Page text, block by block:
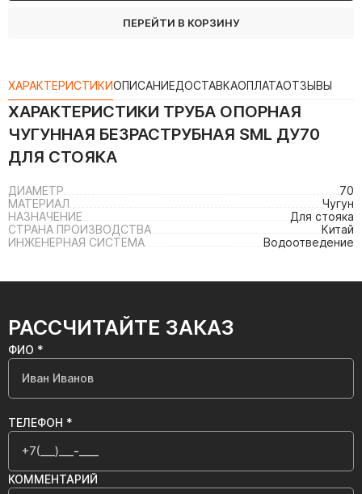
ПЕРЕЙТИ В КОРЗИНУ
ХАРАКТЕРИСТИКИОПИСАНИЕДОСТАВКАОПЛАТАОТЗЫВЫ
ХАРАКТЕРИСТИКИ ТРУБА ОПОРНАЯ
ЧУГУННАЯ БЕЗРАСТРУБНАЯ SML ДУ70
ДЛЯ СТОЯКА
ДИАМЕТР
70
МАТЕРИАЛ
Чугун
НАЗНАЧЕНИЕ
Для стояка
СТРАНА ПРОИЗВОДСТВА
Китай
ИНЖЕНЕРНАЯ СИСТЕМА
Водоотведение
РАССЧИТАЙТЕ ЗАКАЗ
ФИО *
ТЕЛЕФОН *
КОММЕНТАРИЙ